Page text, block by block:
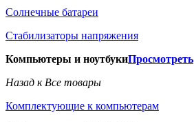
Солнечные батареи
Стабилизаторы напряжения
Компьютеры и ноутбукиПросмотреть
Назад к Все товары
Комплектующие к компьютерам